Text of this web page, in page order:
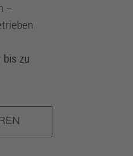
–
bis zu